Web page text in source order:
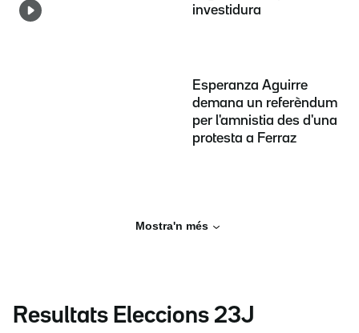
investidura
Esperanza Aguirre
demana un referèndum
per l'amnistia des d'una
protesta a Ferraz
Mostra'n més
Resultats Eleccions 23J